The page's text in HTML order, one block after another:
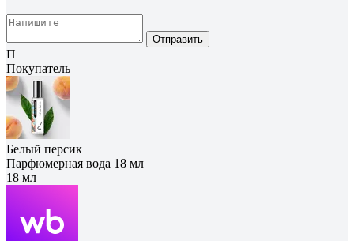
Отправить
П
Покупатель
Белый персик
Парфюмерная вода 18 мл
18 мл